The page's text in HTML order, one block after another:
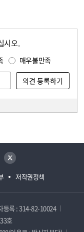
시오.
매우불만족
저작권정책
트위터
등록 : 314-82-10024
호